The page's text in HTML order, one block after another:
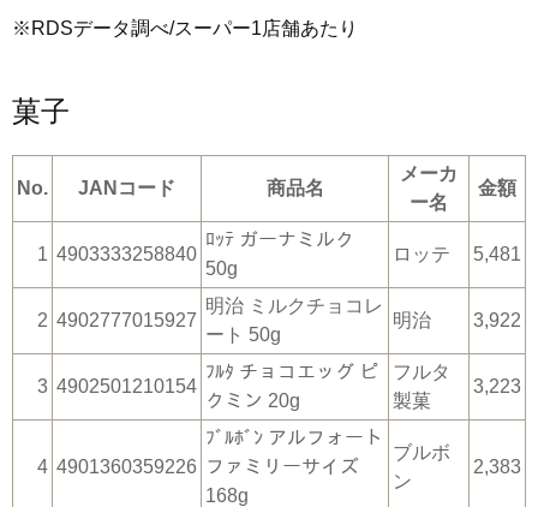
※RDSデータ調べ/スーパー1店舗あたり
菓子
No. JANコード 商品名
メーカ
ー名
金額
1 4903333258840
ﾛｯﾃ ガーナミルク
50g
ロッテ 5,481
2 4902777015927
明治 ミルクチョコレ
ート 50g
明治 3,922
3 4902501210154
ﾌﾙﾀ チョコエッグ ピ
クミン 20g
フルタ
製菓
3,223
4 4901360359226
ﾌﾞﾙﾎﾞﾝ アルフォート
ファミリーサイズ
168g
ブルボ
ン
2,383